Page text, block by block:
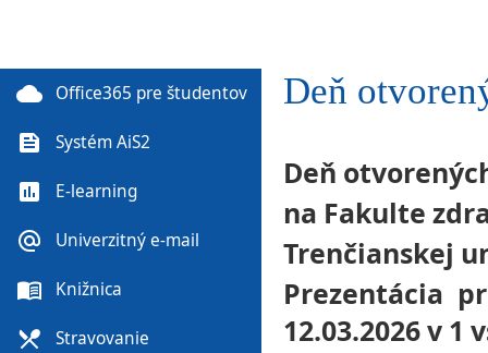
Deň
Deň
na Fakulte
Trenčianskej
Prezentácia
12.03.2026 v 1
cloud Office365 pre študentov
feed Systém AiS2
poll E-learning
alternate_email Univerzitný e-mail
menu_book Knižnica
local_dining Stravovanie